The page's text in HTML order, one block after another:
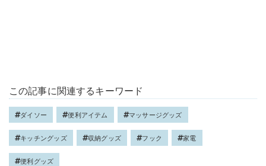
この記事に関連するキーワード
ダイソー 便利アイテム マッサージグッズ
キッチングッズ 収納グッズ フック 家電
便利グッズ